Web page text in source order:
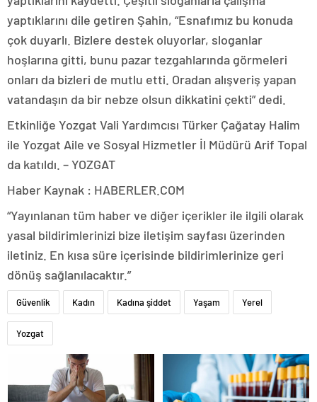
yaptıklarını dile getiren Şahin, “Esnafımız bu konuda
çok duyarlı. Bizlere destek oluyorlar, sloganlar
hoşlarına gitti, bunu pazar tezgahlarında görmeleri
onları da bizleri de mutlu etti. Oradan alışveriş yapan
vatandaşın da bir nebze olsun dikkatini çekti” dedi.
Etkinliğe Yozgat Vali Yardımcısı Türker Çağatay Halim
ile Yozgat Aile ve Sosyal Hizmetler İl Müdürü Arif Topal
da katıldı. – YOZGAT
Haber Kaynak : HABERLER.COM
“Yayınlanan tüm haber ve diğer içerikler ile ilgili olarak
yasal bildirimlerinizi bize iletişim sayfası üzerinden
iletiniz. En kısa süre içerisinde bildirimlerinize geri
dönüş sağlanılacaktır.”
Güvenlik Kadın Kadına şiddet Yaşam Yerel
Yozgat